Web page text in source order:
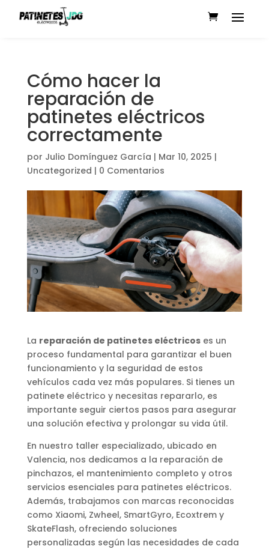
Cómo hacer la
reparación de
patinetes eléctricos
correctamente
por Julio Domínguez García | Mar 10, 2025 |
Uncategorized | 0 Comentarios
La reparación de patinetes eléctricoses un
proceso fundamental para garantizar el buen
funcionamiento y la seguridad de estos
vehículos cada vez más populares. Si tienes un
patinete eléctrico y necesitas repararlo, es
importante seguir ciertos pasos para asegurar
una solución efectiva y prolongar su vida útil.
En nuestro taller especializado, ubicado en
Valencia, nos dedicamos a la reparación de
pinchazos, el mantenimiento completo y otros
servicios esenciales para patinetes eléctricos.
Además, trabajamos con marcas reconocidas
como Xiaomi, Zwheel, SmartGyro, Ecoxtrem y
SkateFlash, ofreciendo soluciones
personalizadas según las necesidades de cada